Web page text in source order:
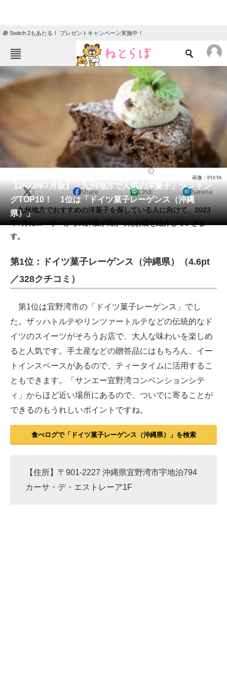
🎁 Switch 2もあたる！ プレゼントキャンペーン実施中！
ねとらぼメニュー
TOP ニュース
クイズ
地域
住まい 教育・育児
リサーチ
会員記事
メディア
注目記事を集めた総合ページ
ビジネスと働き方のヒント
企業ITのトレンドを詳説
マーケ×ITの今がよく分かる
ITエンジニア向け専門サイト
企業向けIT製品の総合サイト
IT製品の技術・比較・事例
【2023年7月版】「九州地方で人気の洋菓子」ランキン
グTOP10！ 1位は「ドイツ菓子レーゲンス（沖縄
県）」
画像：PIXTA
X Share LINE hatena
九州地方でおすすめの洋菓子を探している人に向けて、2023
年7月にユーザーからの評価が高かったお店を紹介していきま
す。
第1位：ドイツ菓子レーゲンス（沖縄県）（4.6pt
／328クチコミ）
第1位は宜野湾市の「ドイツ菓子レーゲンス」でし
た。ザッハトルテやリンツァートルテなどの伝統的なド
イツのスイーツがそろうお店で、大人な味わいを楽しめ
ると人気です。手土産などの贈答品にはもちろん、イー
トインスペースがあるので、ティータイムに活用するこ
ともできます。「サンエー宜野湾コンベンションシテ
ィ」からほど近い場所にあるので、ついでに寄ることが
できるのもうれしいポイントですね。
食べログで「ドイツ菓子レーゲンス（沖縄県）」を検索
【住所】〒901-2227 沖縄県宜野湾市宇地泊794
カーサ・デ・エストレーア1F